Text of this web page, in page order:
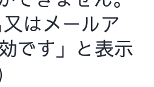
はメールア
です」と表示